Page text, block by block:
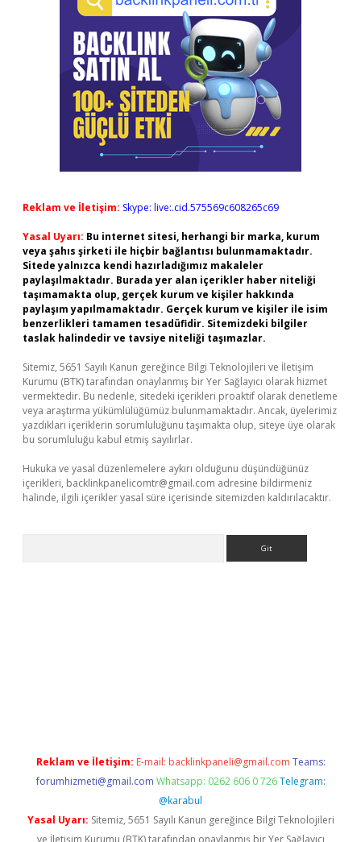
Reklam ve İletişim: Skype: live:.cid.575569c608265c69
Yasal Uyarı: Bu internet sitesi, herhangi bir marka, kurum
veya şahıs şirketi ile hiçbir bağlantısı bulunmamaktadır.
Sitede yalnızca kendi hazırladığımız makaleler
paylaşılmaktadır. Burada yer alan içerikler haber niteliği
taşımamakta olup, gerçek kurum ve kişiler hakkında
paylaşım yapılmamaktadır. Gerçek kurum ve kişiler ile isim
benzerlikleri tamamen tesadüfidir. Sitemizdeki bilgiler
taslak halindedir ve tavsiye niteliği taşımazlar.
Sitemiz, 5651 Sayılı Kanun gereğince Bilgi Teknolojileri ve İletişim
Kurumu (BTK) tarafından onaylanmış bir Yer Sağlayıcı olarak hizmet
vermektedir. Bu nedenle, sitedeki içerikleri proaktif olarak denetleme
veya araştırma yükümlülüğümüz bulunmamaktadır. Ancak, üyelerimiz
yazdıkları içeriklerin sorumluluğunu taşımakta olup, siteye üye olarak
bu sorumluluğu kabul etmiş sayılırlar.
Hukuka ve yasal düzenlemelere aykırı olduğunu düşündüğünüz
içerikleri, backlinkpanelicomtr@gmail.com adresine bildirmeniz
halinde, ilgili içerikler yasal süre içerisinde sitemizden kaldırılacaktır.
Reklam ve İletişim: E-mail: backlinkpaneli@gmail.com Teams:
forumhizmeti@gmail.com Whatsapp: 0262 606 0 726 Telegram:
@karabul
Yasal Uyarı: Sitemiz, 5651 Sayılı Kanun gereğince Bilgi Teknolojileri
ve İletişim Kurumu (BTK) tarafından onaylanmış bir Yer Sağlayıcı